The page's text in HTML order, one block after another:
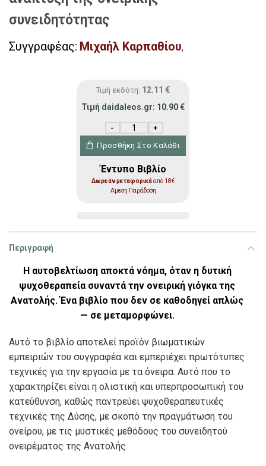
συνειδητότητας
Συγγραφέας: Μιχαήλ Καρπαθίου,
Τιμή εκδότη: 12.11 €
Τιμή daidaleos.gr: 10.90€
Ονειρική Επίγνωση ποσότητα
Προσθήκη Στο Καλάθι
Έντυπο Βιβλίο
Δωρεάν μεταφορικάαπό 18€
Αμεση Παράδοση
Περιγραφή
Η αυτοβελτίωση αποκτά νόημα, όταν η δυτική
ψυχοθεραπεία συναντά την ονειρική γιόγκα της
Ανατολής. Ένα βιβλίο που δεν σε καθοδηγεί απλώς
— σε μεταμορφώνει.
Αυτό το βιβλίο αποτελεί προϊόν βιωματικών
εμπειριών του συγγραφέα και εμπεριέχει πρωτότυπες
τεχνικές για την εργασία με τα όνειρα. Αυτό που το
χαρακτηρίζει είναι η ολιστική και υπερπροσωπική του
κατεύθυνση, καθώς παντρεύει ψυχοθεραπευτικές
τεχνικές της Δύσης, με σκοπό την πραγμάτωση του
ονείρου, με τις μυστικές μεθόδους του συνειδητού
ονειρέματος της Ανατολής.